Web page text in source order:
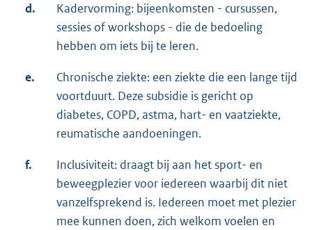
d.
Kadervorming: bijeenkomsten - cursussen,
sessies of workshops - die de bedoeling
hebben om iets bij te leren.
e.
Chronische ziekte: een ziekte die een lange tijd
voortduurt. Deze subsidie is gericht op
diabetes, COPD, astma, hart- en vaatziekte,
reumatische aandoeningen.
f.
Inclusiviteit: draagt bij aan het sport- en
beweegplezier voor iedereen waarbij dit niet
vanzelfsprekend is. Iedereen moet met plezier
mee kunnen doen, zich welkom voelen en